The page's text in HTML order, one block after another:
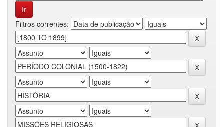
Filtros correntes: